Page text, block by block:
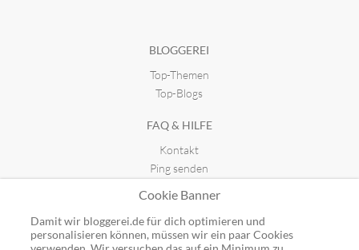
medjes53 - Mehr als Hoffnung
Korsika - La vie en Corse
BLOGGEREI
Top-Themen
Top-Blogs
FAQ & HILFE
Kontakt
Ping senden
GUTSCHEINE
Top-Gutscheine
Cookie Banner
Damit wir bloggerei.de für dich optimieren und
personalisieren können, müssen wir ein paar Cookies